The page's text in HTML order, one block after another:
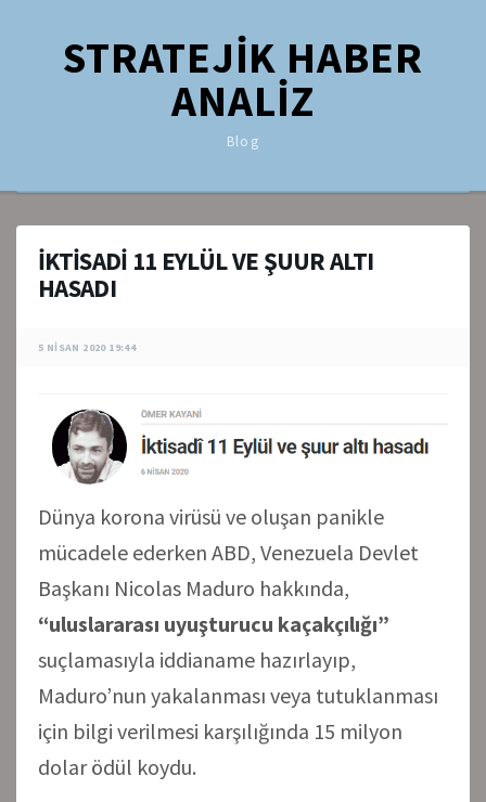
STRATEJİK HABER
ANALİZ
Blog
İKTİSADİ 11 EYLÜL VE ŞUUR ALTI
HASADI
5 NISAN 2020 19:44
Dünya korona virüsü ve oluşan panikle
mücadele ederken ABD, Venezuela Devlet
Başkanı Nicolas Maduro hakkında,
“uluslararası uyuşturucu kaçakçılığı”
suçlamasıyla iddianame hazırlayıp,
Maduro’nun yakalanması veya tutuklanması
için bilgi verilmesi karşılığında 15 milyon
dolar ödül koydu.